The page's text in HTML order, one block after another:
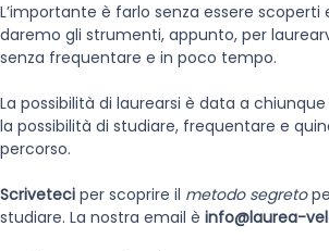
L’importante è farlo senza essere scoperti
daremo gli strumenti, appunto, per
senza frequentare e in poco tempo.
La possibilità di laurearsi è data a
la possibilità di studiare, frequentare e
percorso.
Scriveteci per scoprire il metodo segreto
studiare. La nostra email è info@laurea-